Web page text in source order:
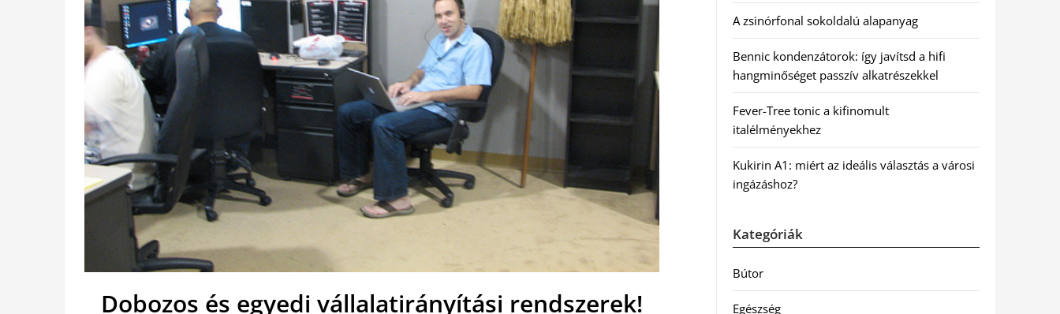
Dobozos és egyedi vállalatirányítási rendszerek!
A zsinórfonal sokoldalú alapanyag
Bennic kondenzátorok: így javítsd a hifi
hangminőséget passzív alkatrészekkel
Fever-Tree tonic a kifinomult
italélményekhez
Kukirin A1: miért az ideális választás a városi
ingázáshoz?
Kategóriák
Bútor
Egészség